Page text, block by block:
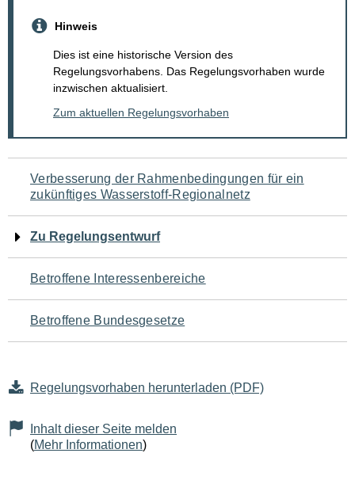
Hinweis
Dies ist eine historische Version des
Regelungsvorhabens. Das Regelungsvorhaben wurde
inzwischen aktualisiert.
Zum aktuellen Regelungsvorhaben
Navigation
für
den
Seiteninhalt
Verbesserung der Rahmenbedingungen für ein
zukünftiges Wasserstoff-Regionalnetz
Zu Regelungsentwurf
Betroffene Interessenbereiche
Betroffene Bundesgesetze
Regelungsvorhaben herunterladen (PDF)
Inhalt dieser Seite melden
(Mehr Informationen)